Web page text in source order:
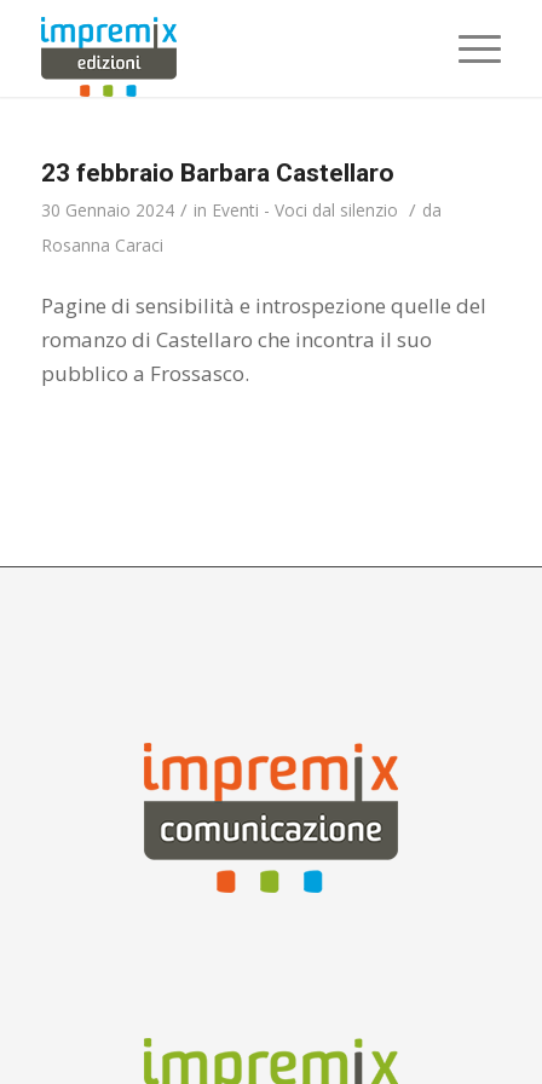
23 febbraio Barbara Castellaro
30 Gennaio 2024 / in Eventi - Voci dal silenzio / da
Rosanna Caraci
Pagine di sensibilità e introspezione quelle del
romanzo di Castellaro che incontra il suo
pubblico a Frossasco.